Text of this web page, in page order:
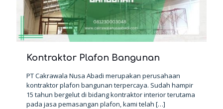
Kontraktor Plafon Bangunan
PT Cakrawala Nusa Abadi merupakan perusahaan
kontraktor plafon bangunan terpercaya. Sudah hampir
15 tahun bergelut di bidang kontraktor interior terutama
pada jasa pemasangan plafon, kami telah […]